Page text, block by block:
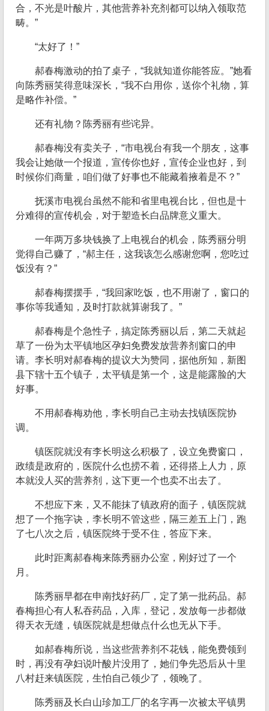
合，不光是叶酸片，其他营养补充剂都可以纳入领取范
畴。”
“太好了！”
郝春梅激动的拍了桌子，“我就知道你能答应。”她看
向陈秀丽笑得意味深长，“我不白用你，送你个礼物，算
是略作补偿。”
还有礼物？陈秀丽有些诧异。
郝春梅没有卖关子，“市电视台有我一个朋友，这事
我会让她做一个报道，宣传你也好，宣传企业也好，到
时候你们商量，咱们做了好事也不能藏着掖着是不？”
抚溪市电视台虽然不能和省里电视台比，但也是十
分难得的宣传机会，对于塑造长白品牌意义重大。
一年两万多块钱换了上电视台的机会，陈秀丽分明
觉得自己赚了，“郝主任，这我该怎么感谢您啊，您吃过
饭没有？”
郝春梅摆摆手，“我回家吃饭，也不用谢了，窗口的
事你等我通知，及时打款就算谢我了。”
郝春梅是个急性子，搞定陈秀丽以后，第二天就起
草了一份为太平镇地区孕妇免费发放营养剂窗口的申
请。李长明对郝春梅的提议大为赞同，据他所知，新图
县下辖十五个镇子，太平镇是第一个，这是能露脸的大
好事。
不用郝春梅劝他，李长明自己主动去找镇医院协
调。
镇医院就没有李长明这么积极了，设立免费窗口，
政绩是政府的，医院什么也捞不着，还得搭上人力，原
本就没人买的营养剂，这下更一个也卖不出去了。
不想应下来，又不能抹了镇政府的面子，镇医院就
想了一个拖字诀，李长明不管这些，隔三差五上门，跑
了七八次之后，镇医院终于受不住，答应下来。
此时距离郝春梅来陈秀丽办公室，刚好过了一个
月。
陈秀丽早都在申南找好药厂，定了第一批药品。郝
春梅担心有人私吞药品，入库，登记，发放每一步都做
得天衣无缝，镇医院就是想做点什么也无从下手。
如郝春梅所说，当这些营养剂不花钱，能免费领到
时，再没有孕妇说叶酸片没用了，她们争先恐后从十里
八村赶来镇医院，生怕自己领少了，领晚了。
陈秀丽及长白山珍加工厂的名字再一次被太平镇男